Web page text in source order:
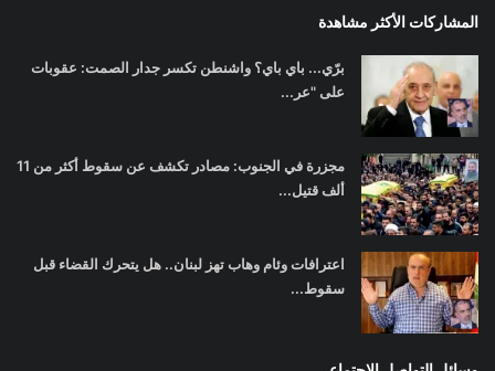
المشاركات الأكثر مشاهدة
برّي... باي باي؟ واشنطن تكسر جدار الصمت: عقوبات
على "عر...
مجزرة في الجنوب: مصادر تكشف عن سقوط أكثر من 11
ألف قتيل...
اعترافات وئام وهاب تهز لبنان.. هل يتحرك القضاء قبل
سقوط...